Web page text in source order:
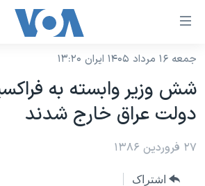
لینکهای
دسترسی
جهش
محتوای
اصلی
نسخه سبک وب‌سایت
موضوع ها
ایران
آمریکا
برنامه های تلویزیونی
جدول برنامه ها
جمعه ۱۶ مرداد ۱۴۰۵ ایران ۱۳:۲۰
شش وزير وابسته به
دولت عراق خارج شدند
۲۷ فروردین ۱۳۸۶
اشتراک